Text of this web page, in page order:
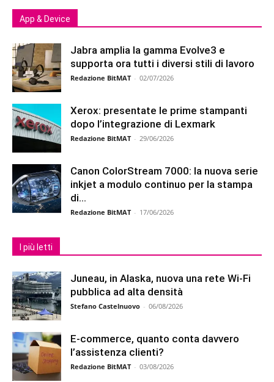
App & Device
Jabra amplia la gamma Evolve3 e
supporta ora tutti i diversi stili di lavoro
Redazione BitMAT - 02/07/2026
Xerox: presentate le prime stampanti
dopo l’integrazione di Lexmark
Redazione BitMAT - 29/06/2026
Canon ColorStream 7000: la nuova serie
inkjet a modulo continuo per la stampa
di...
Redazione BitMAT - 17/06/2026
I più letti
Juneau, in Alaska, nuova una rete Wi-Fi
pubblica ad alta densità
Stefano Castelnuovo - 06/08/2026
E-commerce, quanto conta davvero
l’assistenza clienti?
Redazione BitMAT - 03/08/2026